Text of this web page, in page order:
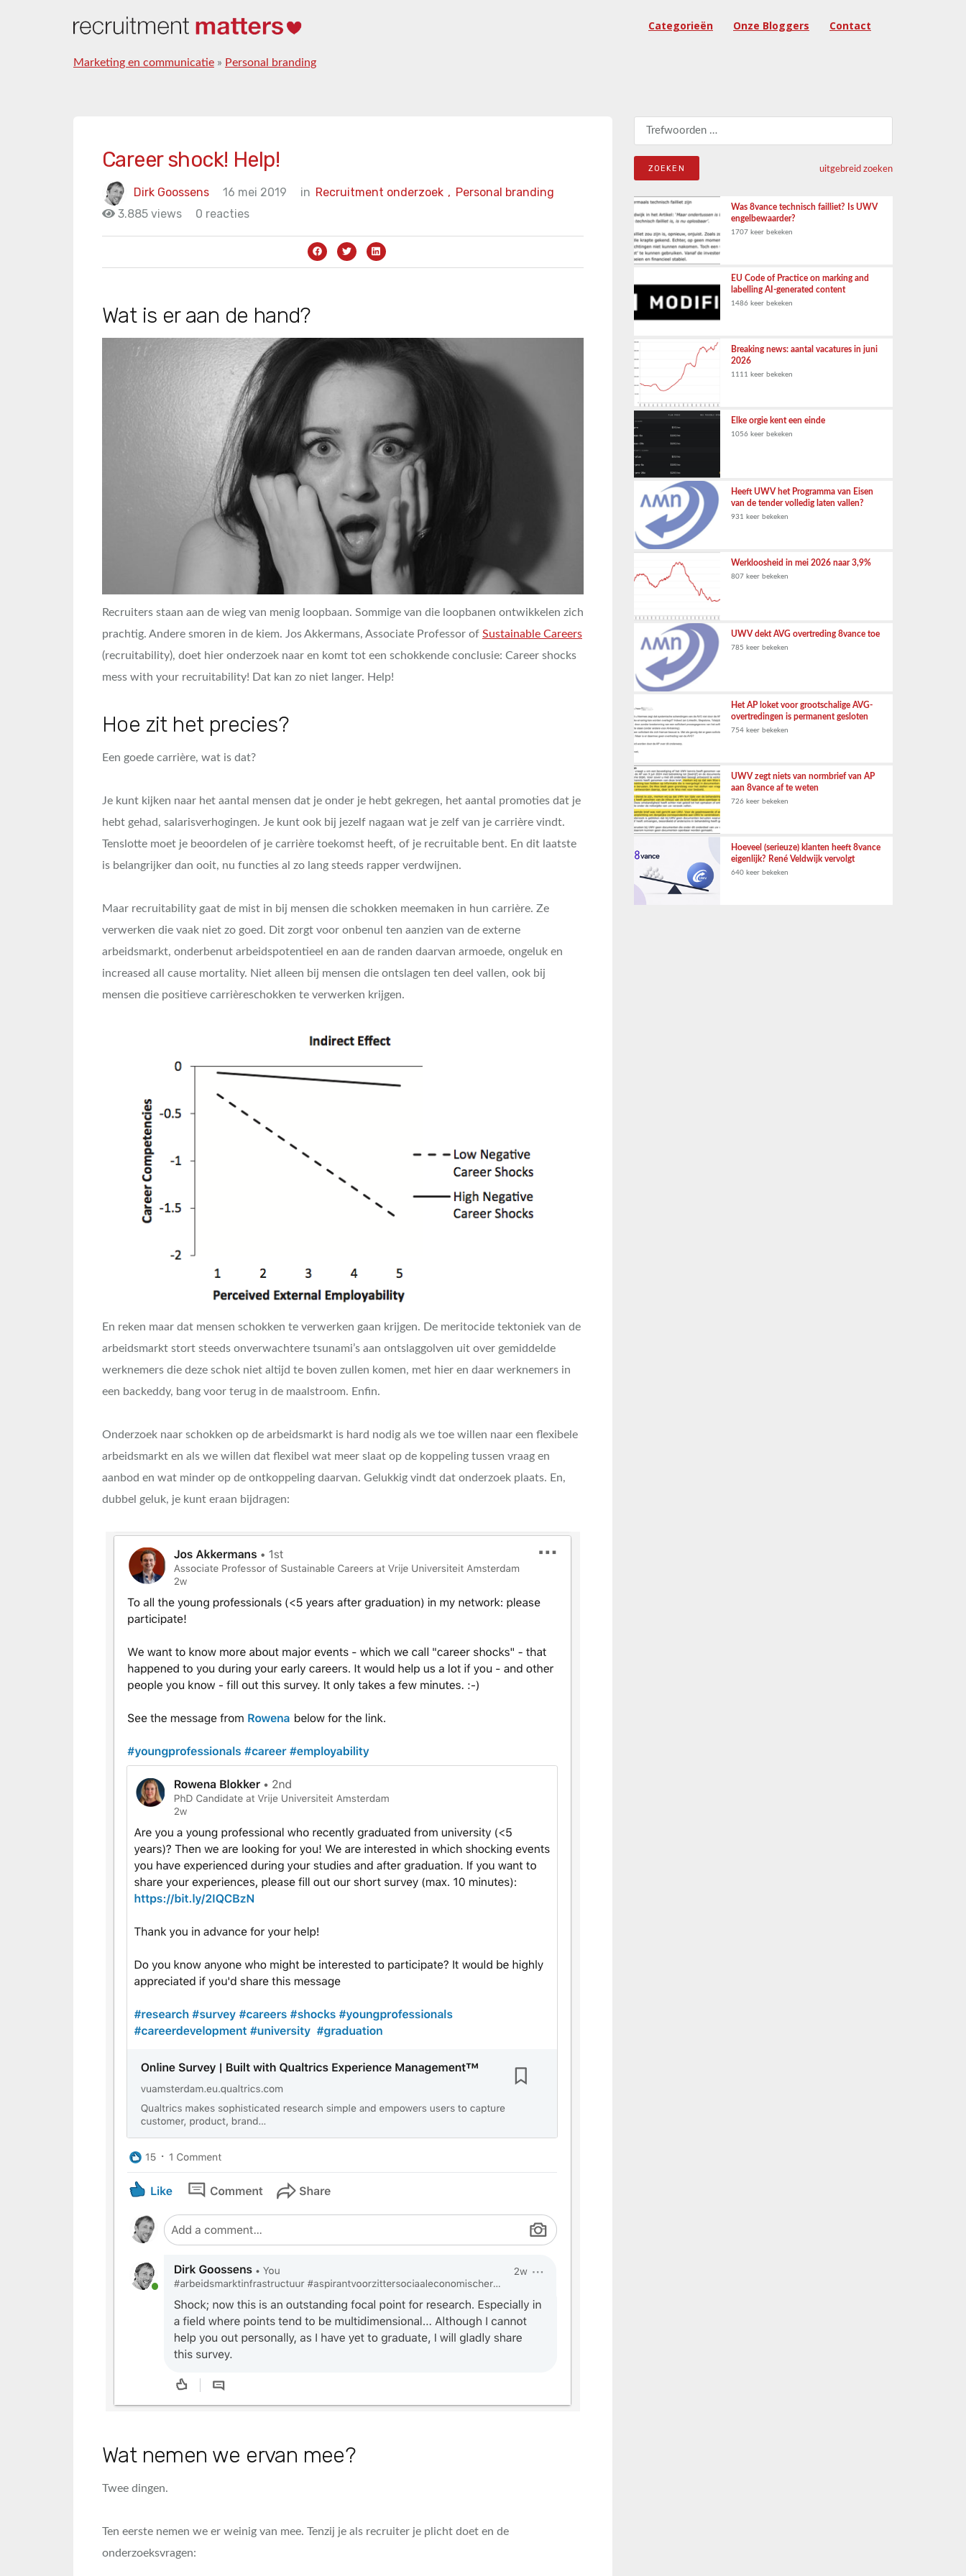
Categorieën Onze Bloggers Contact
Marketing en communicatie » Personal branding
Career shock! Help!
Dirk Goossens 16 mei 2019 in Personal branding
Recruitment onderzoek ,
3.885 views
0 reacties
Wat is er aan de hand?
Recruiters staan aan de wieg van menig loopbaan. Sommige van die loopbanen ontwikkelen zich
prachtig. Andere smoren in de kiem. Jos Akkermans, Associate Professor of Sustainable Careers
(recruitability), doet hier onderzoek naar en komt tot een schokkende conclusie: Career shocks
mess with your recruitability! Dat kan zo niet langer. Help!
Hoe zit het precies?
Een goede carrière, wat is dat?
Je kunt kijken naar het aantal mensen dat je onder je hebt gekregen, het aantal promoties dat je
hebt gehad, salarisverhogingen. Je kunt ook bij jezelf nagaan wat je zelf van je carrière vindt.
Tenslotte moet je beoordelen of je carrière toekomst heeft, of je recruitable bent. En dit laatste
is belangrijker dan ooit, nu functies al zo lang steeds rapper verdwijnen.
Maar recruitability gaat de mist in bij mensen die schokken meemaken in hun carrière. Ze
verwerken die vaak niet zo goed. Dit zorgt voor onbenul ten aanzien van de externe
arbeidsmarkt, onderbenut arbeidspotentieel en aan de randen daarvan armoede, ongeluk en
increased all cause mortality. Niet alleen bij mensen die ontslagen ten deel vallen, ook bij
mensen die positieve carrièreschokken te verwerken krijgen.
En reken maar dat mensen schokken te verwerken gaan krijgen. De meritocide tektoniek van de
arbeidsmarkt stort steeds onverwachtere tsunami’s aan ontslaggolven uit over gemiddelde
werknemers die deze schok niet altijd te boven zullen komen, met hier en daar werknemers in
een backeddy, bang voor terug in de maalstroom. Enfin.
Onderzoek naar schokken op de arbeidsmarkt is hard nodig als we toe willen naar een flexibele
arbeidsmarkt en als we willen dat flexibel wat meer slaat op de koppeling tussen vraag en
aanbod en wat minder op de ontkoppeling daarvan. Gelukkig vindt dat onderzoek plaats. En,
dubbel geluk, je kunt eraan bijdragen:
Wat nemen we ervan mee?
Twee dingen.
Ten eerste nemen we er weinig van mee. Tenzij je als recruiter je plicht doet en de
onderzoeksvragen:
Zoeken naar:
uitgebreid zoeken
Was 8vance technisch failliet? Is UWV
engelbewaarder?
1707 keer bekeken
EU Code of Practice on marking and
labelling AI-generated content
1486 keer bekeken
Breaking news: aantal vacatures in juni
2026
1111 keer bekeken
Elke orgie kent een einde
1056 keer bekeken
Heeft UWV het Programma van Eisen
van de tender volledig laten vallen?
931 keer bekeken
Werkloosheid in mei 2026 naar 3,9%
807 keer bekeken
UWV dekt AVG overtreding 8vance toe
785 keer bekeken
Het AP loket voor grootschalige AVG-
overtredingen is permanent gesloten
754 keer bekeken
UWV zegt niets van normbrief van AP
aan 8vance af te weten
726 keer bekeken
Hoeveel (serieuze) klanten heeft 8vance
eigenlijk? René Veldwijk vervolgt
640 keer bekeken